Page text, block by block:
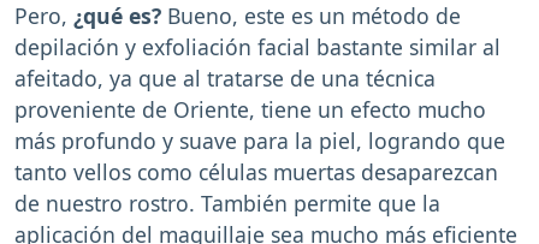
Pero, ¿qué es? Bueno, este es un método de
depilación y exfoliación facial bastante similar al
afeitado, ya que al tratarse de una técnica
proveniente de Oriente, tiene un efecto mucho
más profundo y suave para la piel, logrando que
tanto vellos como células muertas desaparezcan
de nuestro rostro. También permite que la
aplicación del maquillaje sea mucho más eficiente